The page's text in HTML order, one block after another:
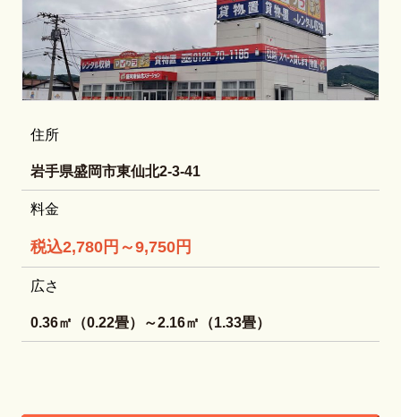
住所
岩手県盛岡市東仙北2-3-41
料金
税込2,780円～9,750円
広さ
0.36㎡（0.22畳）～2.16㎡（1.33畳）